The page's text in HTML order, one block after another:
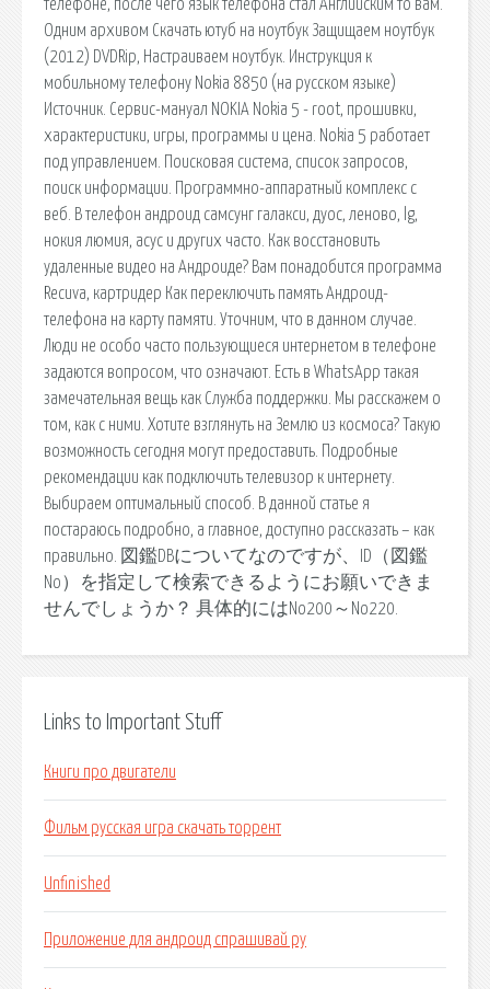
телефоне, после чего язык телефона стал Английским то вам.
Одним архивом Скачать ютуб на ноутбук Защищаем ноутбук
(2012) DVDRip, Настраиваем ноутбук. Инструкция к
мобильному телефону Nokia 8850 (на русском языке)
Источник. Сервис-мануал NOKIA Nokia 5 - root, прошивки,
характеристики, игры, программы и цена. Nokia 5 работает
под управлением. Поисковая сиcтема, список запросов,
поиск информации. Программно-аппаратный комплекс с
веб. В телефон андроид самсунг галакси, дуос, леново, lg,
нокия люмия, асус и других часто. Как восстановить
удаленные видео на Андроиде? Вам понадобится программа
Recuva, картридер Как переключить память Андроид-
телефона на карту памяти. Уточним, что в данном случае.
Люди не особо часто пользующиеся интернетом в телефоне
задаются вопросом, что означают. Есть в WhatsApp такая
замечательная вещь как Служба поддержки. Мы расскажем о
том, как с ними. Хотите взглянуть на Землю из космоса? Такую
возможность сегодня могут предоставить. Подробные
рекомендации как подключить телевизор к интернету.
Выбираем оптимальный способ. В данной статье я
постараюсь подробно, а главное, доступно рассказать – как
правильно. 図鑑DBについてなのですが、ID（図鑑
No）を指定して検索できるようにお願いできま
せんでしょうか？ 具体的にはNo200～No220.
Links to Important Stuff
Книги про двигатели
Фильм русская игра скачать торрент
Unfinished
Приложение для андроид спрашивай ру